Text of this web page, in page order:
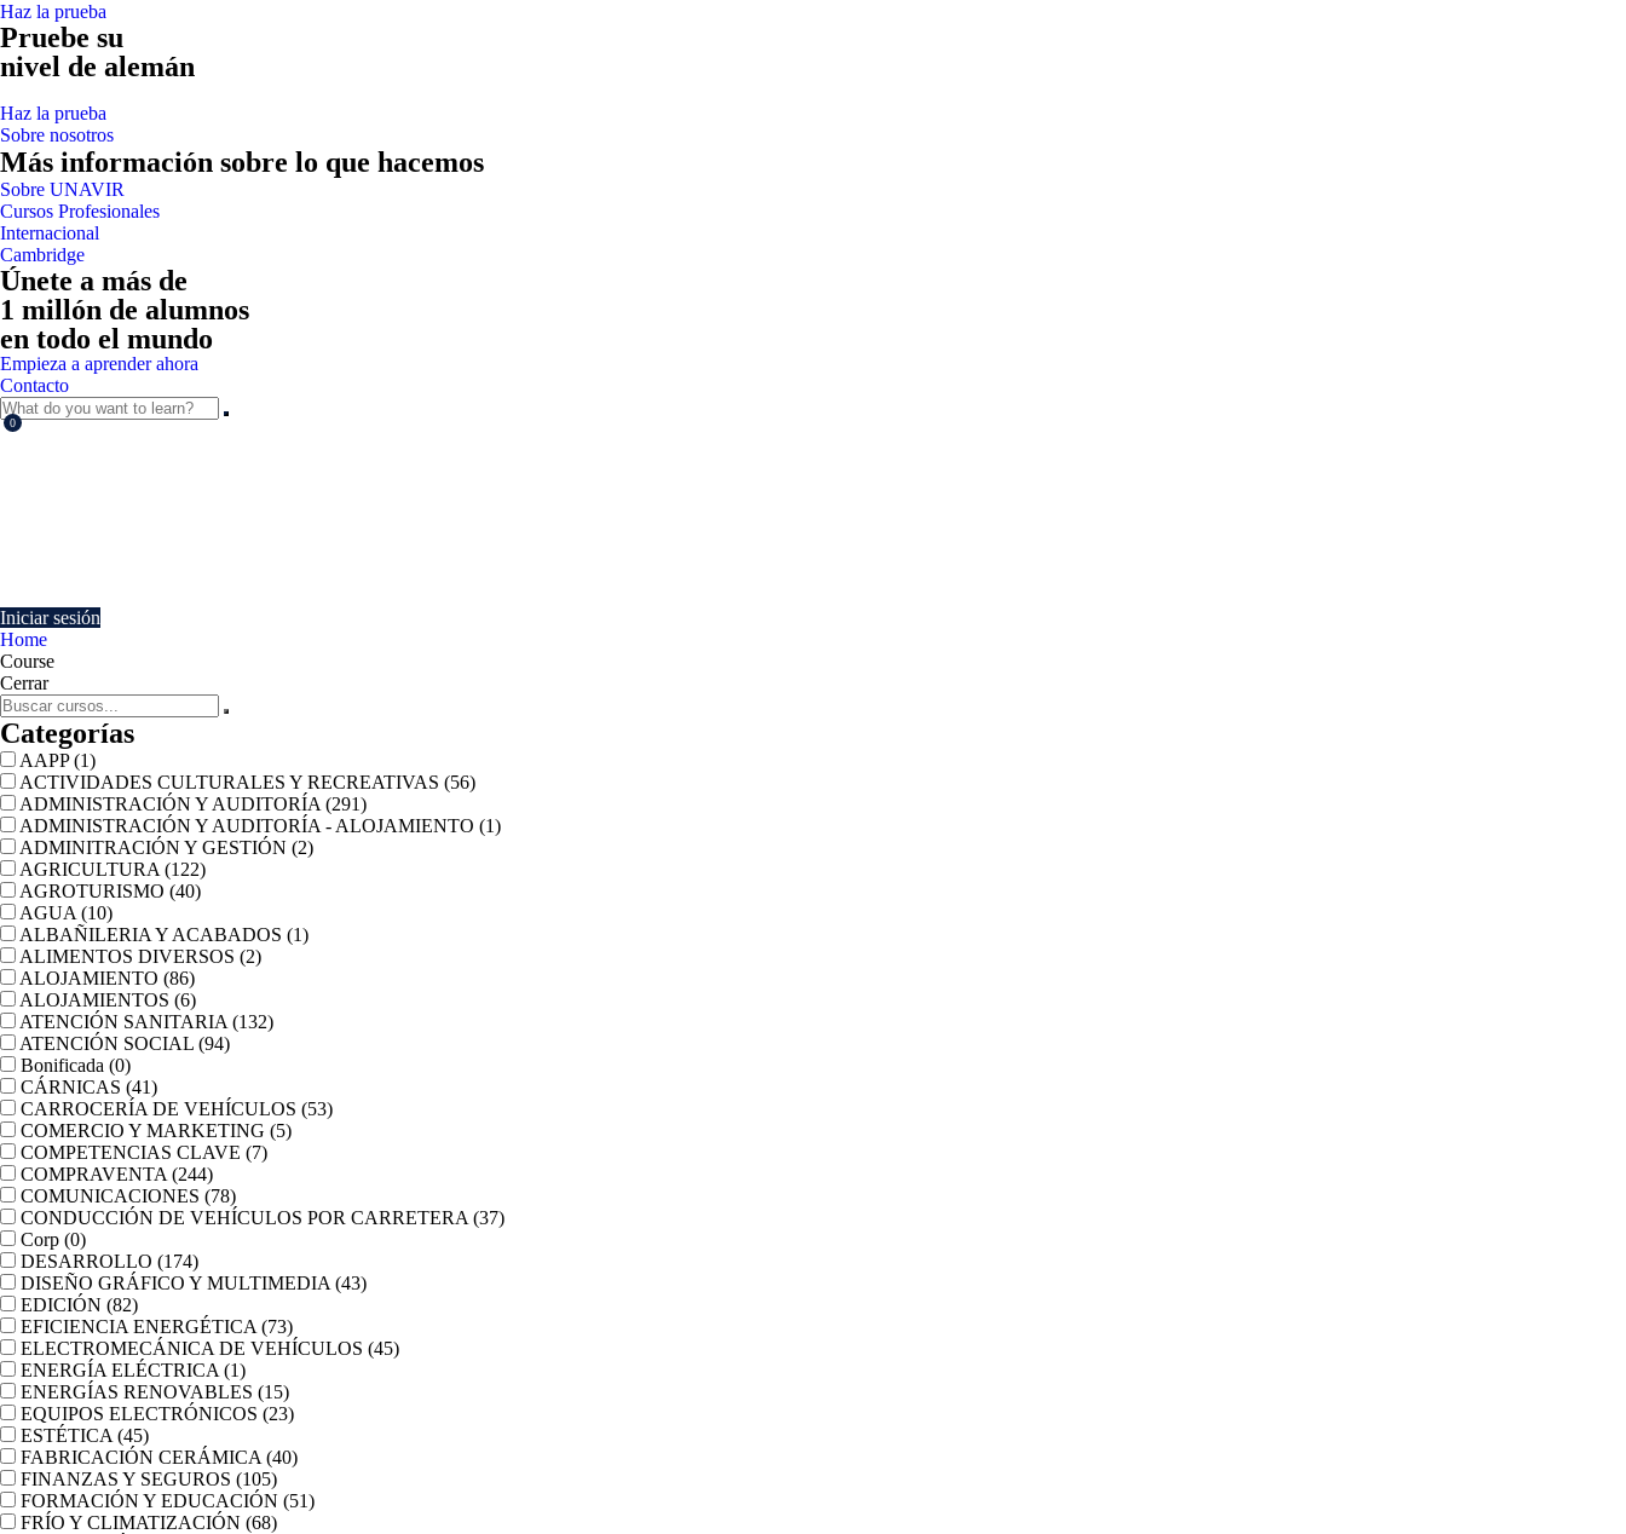
Haz la prueba
Pruebe su
nivel de alemán
Haz la prueba
Sobre nosotros
Más información sobre lo que hacemos
Sobre UNAVIR
Cursos Profesionales
Internacional
Cambridge
Únete a más de
1 millón de alumnos
en todo el mundo
Empieza a aprender ahora
Contacto
0
Iniciar sesión
Home
Course
Cerrar
Categorías
AAPP(1)
ACTIVIDADES CULTURALES Y RECREATIVAS (56)
ADMINISTRACIÓN Y AUDITORÍA (291)
ADMINISTRACIÓN Y AUDITORÍA - ALOJAMIENTO (1)
ADMINITRACIÓN Y GESTIÓN (2)
AGRICULTURA (122)
AGROTURISMO (40)
AGUA (10)
ALBAÑILERIA Y ACABADOS (1)
ALIMENTOS DIVERSOS (2)
ALOJAMIENTO (86)
ALOJAMIENTOS (6)
ATENCIÓN SANITARIA (132)
ATENCIÓN SOCIAL (94)
Bonificada (0)
CÁRNICAS (41)
CARROCERÍA DE VEHÍCULOS (53)
COMERCIO Y MARKETING (5)
COMPETENCIAS CLAVE (7)
COMPRAVENTA (244)
COMUNICACIONES (78)
CONDUCCIÓN DE VEHÍCULOS POR CARRETERA (37)
Corp (0)
DESARROLLO (174)
DISEÑO GRÁFICO Y MULTIMEDIA (43)
EDICIÓN (82)
EFICIENCIA ENERGÉTICA (73)
ELECTROMECÁNICA DE VEHÍCULOS (45)
ENERGÍA ELÉCTRICA (1)
ENERGÍAS RENOVABLES (15)
EQUIPOS ELECTRÓNICOS (23)
ESTÉTICA (45)
FABRICACIÓN CERÁMICA (40)
FINANZAS Y SEGUROS (105)
FORMACIÓN Y EDUCACIÓN (51)
FRÍO Y CLIMATIZACIÓN (68)